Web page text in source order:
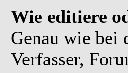
Wie editiere
Genau wie bei
Verfasser,